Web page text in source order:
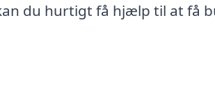
du hurtigt få hjælp til at få